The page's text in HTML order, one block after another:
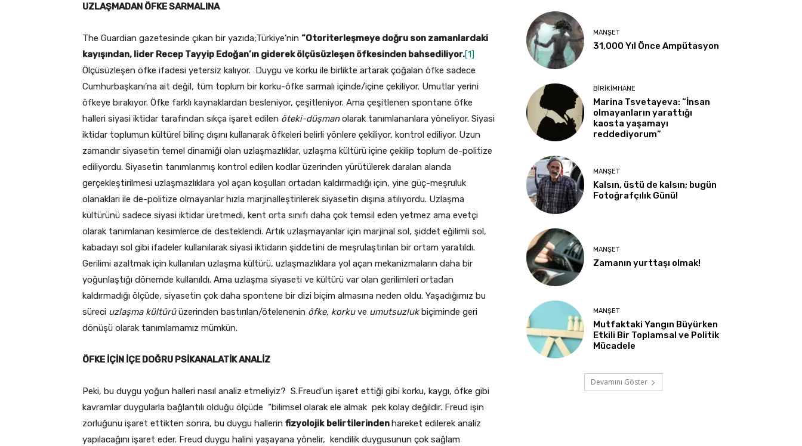
UZLAŞMADAN ÖFKE SARMALINA
The Guardian gazetesinde çıkan bir yazıda;Türkiye’nin “Otoriterleşmeye doğru son zamanlardaki
kayışından, lider Recep Tayyip Edoğan’ın giderek ölçüsüzleşen öfkesinden bahsediliyor.[1]
Ölçüsüzleşen öfke ifadesi yetersiz kalıyor. Duygu ve korku ile birlikte artarak çoğalan öfke sadece
Cumhurbaşkanı’na ait değil, tüm toplum bir korku-öfke sarmalı içinde/içine çekiliyor. Umutlar yerini
öfkeye bırakıyor. Öfke farklı kaynaklardan besleniyor, çeşitleniyor. Ama çeşitlenen spontane öfke
halleri siyasi iktidar tarafından sıkça işaret edilen öteki-düşmanolarak tanımlananlara yöneliyor. Siyasi
iktidar toplumun kültürel bilinç dışını kullanarak öfkeleri belirli yönlere çekiliyor, kontrol ediliyor. Uzun
zamandır siyasetin temel dinamiği olan uzlaşmazlıklar, uzlaşma kültürü içine çekilip toplum de-politize
ediliyordu. Siyasetin tanımlanmış kontrol edilen kodlar üzerinden yürütülerek daralan alanda
gerçekleştirilmesi uzlaşmazlıklara yol açan koşulları ortadan kaldırmadığı için, yine güç-meşruluk
olanakları ile de-politize olmayanlar hızla marjinalleştirilerek siyasetin dışına atılıyordu. Uzlaşma
kültürünü sadece siyasi iktidar üretmedi, kent orta sınıfı daha çok temsil eden yetmez ama evetçi
olarak tanımlanan kesimlerce de desteklendi. Artık uzlaşmayanlar için marjinal sol, şiddet eğilimli sol,
kabadayı sol gibi ifadeler kullanılarak siyasi iktidarın şiddetini de meşrulaştırılan bir ortam yaratıldı.
Gerilimi azaltmak için kullanılan uzlaşma kültürü, uzlaşmazlıklara yol açan mekanizmaların daha bir
yoğunlaştığı dönemde kullanıldı. Ama uzlaşma siyaseti ve kültürü var olan gerilimleri ortadan
kaldırmadığı ölçüde, siyasetin çok daha spontene bir dizi biçim almasına neden oldu. Yaşadığımız bu
süreci uzlaşma kültürüüzerinden bastırılan/ötelenenin öfke, korkuve umutsuzlukbiçiminde geri
dönüşü olarak tanımlamamız mümkün.
ÖFKE İÇİN İÇE DOĞRU PSİKANALATİK ANALİZ
Peki, bu duygu yoğun halleri nasıl analiz etmeliyiz? S.Freud’un işaret ettiği gibi korku, kaygı, öfke gibi
kavramlar duygularla bağlantılı olduğu ölçüde “bilimsel olarak ele almak pek kolay değildir. Freud işin
zorluğunu işaret ettikten sonra, bu duygu hallerin fizyolojik belirtilerindenhareket edilerek analiz
yapılacağını işaret eder. Freud duygu halini yaşayana yönelir, kendilik duygusunun çok sağlam
MANŞET
31,000 Yıl Önce Ampütasyon
BIRIKIMHANE
Marina Tsvetayeva: “İnsan
olmayanların yarattığı
kaosta yaşamayı
reddediyorum”
MANŞET
Kalsın, üstü de kalsın; bugün
Fotoğrafçılık Günü!
MANŞET
Zamanın yurttaşı olmak!
MANŞET
Mutfaktaki Yangın Büyürken
Etkili Bir Toplamsal ve Politik
Mücadele
Devamını Göster